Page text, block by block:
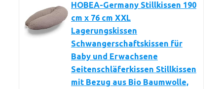
HOBEA-Germany Stillkissen 190
cm x 76 cm XXL
Lagerungskissen
Schwangerschaftskissen für
Baby und Erwachsene
Seitenschläferkissen Stillkissen
mit Bezug aus Bio Baumwolle,